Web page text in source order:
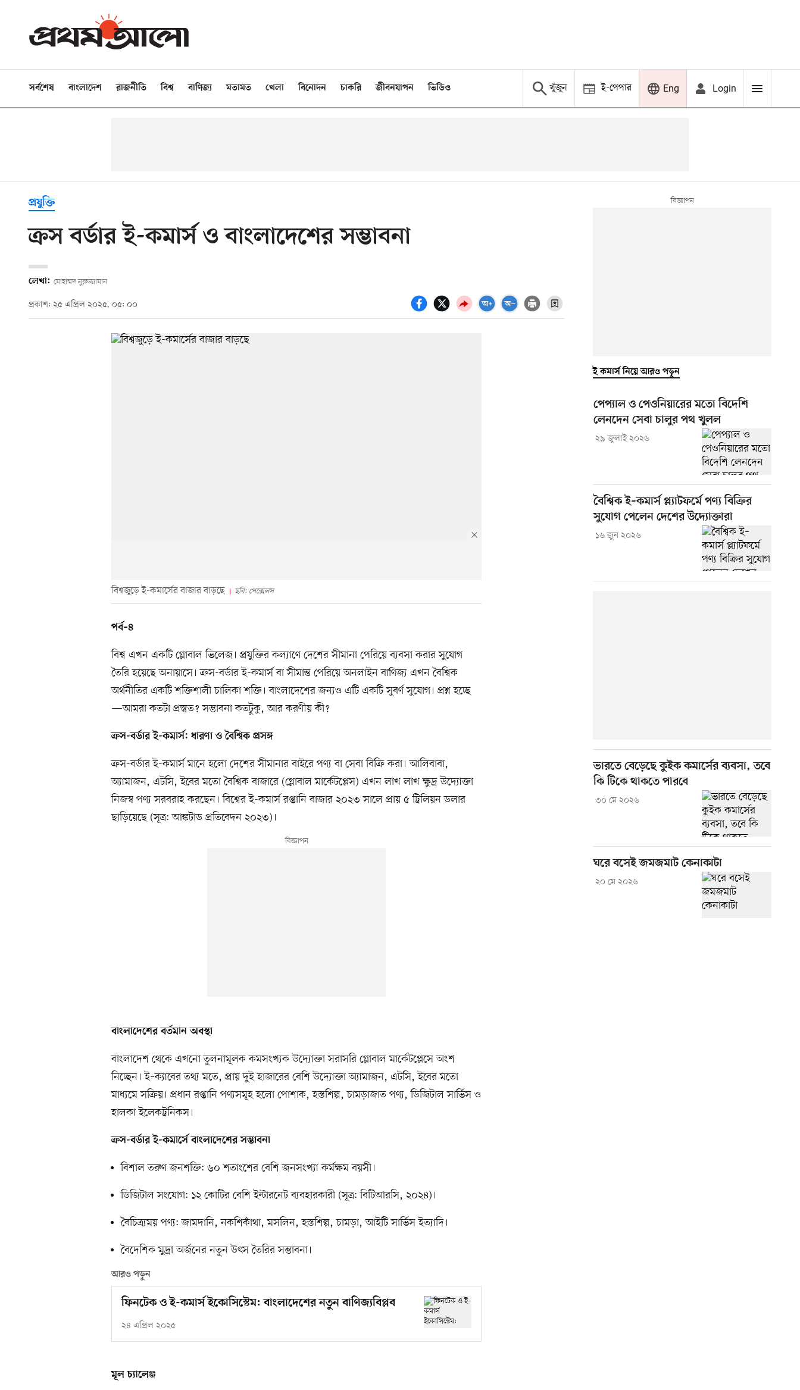
সর্বশেষ বাংলাদেশ রাজনীতি বিশ্ব বাণিজ্য মতামত খেলা বিনোদন চাকরি জীবনযাপন ভিডিও খুঁজুন ই-পেপার Eng Login
প্রযুক্তি
ক্রস বর্ডার ই-কমার্স ও বাংলাদেশের সম্ভাবনা
লেখা: মোহাম্মদ নুরুজ্জামান
প্রকাশ: ২৫ এপ্রিল ২০২৫, ০৫: ০০
বিশ্বজুড়ে ই-কমার্সের বাজার বাড়ছে ছবি: পেক্সেলস
পর্ব–৪
বিশ্ব এখন একটি গ্লোবাল ভিলেজ। প্রযুক্তির কল্যাণে দেশের সীমানা পেরিয়ে ব্যবসা করার সুযোগ
তৈরি হয়েছে অনায়াসে। ক্রস-বর্ডার ই-কমার্স বা সীমান্ত পেরিয়ে অনলাইন বাণিজ্য এখন বৈশ্বিক
অর্থনীতির একটি শক্তিশালী চালিকা শক্তি। বাংলাদেশের জন্যও এটি একটি সুবর্ণ সুযোগ। প্রশ্ন হচ্ছে
—আমরা কতটা প্রস্তুত? সম্ভাবনা কতটুকু, আর করণীয় কী?
ক্রস-বর্ডার ই-কমার্স: ধারণা ও বৈশ্বিক প্রসঙ্গ
ক্রস-বর্ডার ই-কমার্স মানে হলো দেশের সীমানার বাইরে পণ্য বা সেবা বিক্রি করা। আলিবাবা,
অ্যামাজন, এটসি, ইবের মতো বৈশ্বিক বাজারে (গ্লোবাল মার্কেটপ্লেস) এখন লাখ লাখ ক্ষুদ্র উদ্যোক্তা
নিজস্ব পণ্য সরবরাহ করছেন। বিশ্বের ই-কমার্স রপ্তানি বাজার ২০২৩ সালে প্রায় ৫ ট্রিলিয়ন ডলার
ছাড়িয়েছে (সূত্র: আঙ্কটাড প্রতিবেদন ২০২৩)।
বাংলাদেশের বর্তমান অবস্থা
বাংলাদেশ থেকে এখনো তুলনামূলক কমসংখ্যক উদ্যোক্তা সরাসরি গ্লোবাল মার্কেটপ্লেসে অংশ
নিচ্ছেন। ই–ক্যাবের তথ্য মতে, প্রায় দুই হাজারের বেশি উদ্যোক্তা অ্যামাজন, এটসি, ইবের মতো
মাধ্যমে সক্রিয়। প্রধান রপ্তানি পণ্যসমূহ হলো পোশাক, হস্তশিল্প, চামড়াজাত পণ্য, ডিজিটাল সার্ভিস ও
হালকা ইলেকট্রনিকস।
ক্রস-বর্ডার ই-কমার্সে বাংলাদেশের সম্ভাবনা
বিশাল তরুণ জনশক্তি: ৬০ শতাংশের বেশি জনসংখ্যা কর্মক্ষম বয়সী।
ডিজিটাল সংযোগ: ১২ কোটির বেশি ইন্টারনেট ব্যবহারকারী (সূত্র: বিটিআরসি, ২০২৪)।
বৈচিত্র্যময় পণ্য: জামদানি, নকশিকাঁথা, মসলিন, হস্তশিল্প, চামড়া, আইটি সার্ভিস ইত্যাদি।
বৈদেশিক মুদ্রা অর্জনের নতুন উৎস তৈরির সম্ভাবনা।
আরও পড়ুন
ফিনটেক ও ই-কমার্স ইকোসিস্টেম: বাংলাদেশের নতুন বাণিজ্যবিপ্লব
২৪ এপ্রিল ২০২৫
মূল চ্যালেঞ্জ
ই কমার্স নিয়ে আরও পড়ুন
পেপ্যাল ও পেওনিয়ারের মতো বিদেশি
লেনদেন সেবা চালুর পথ খুলল
২৯ জুলাই ২০২৬
বৈশ্বিক ই–কমার্স প্ল্যাটফর্মে পণ্য বিক্রির
সুযোগ পেলেন দেশের উদ্যোক্তারা
১৬ জুন ২০২৬
ভারতে বেড়েছে কুইক কমার্সের ব্যবসা, তবে
কি টিকে থাকতে পারবে
৩০ মে ২০২৬
ঘরে বসেই জমজমাট কেনাকাটা
২০ মে ২০২৬